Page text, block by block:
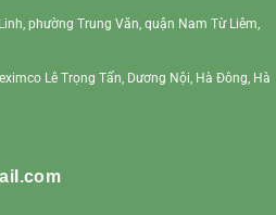
phường Trung Văn, quận Nam Từ Liêm,
Lê Trọng Tấn, Dương Nội, Hà Đông, Hà